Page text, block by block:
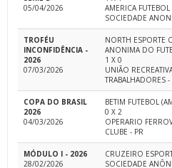
05/04/2026
AMERICA
SOCIEDADE
TROFÉU
INCONFIDÊNCIA -
2026
07/03/2026
NORTH ESPORTE
ANONIMA DO
1 X 0
UNIÃO
TRABALHADORES -
COPA DO BRASIL
2026
04/03/2026
BETIM FUTEBOL
0 X 2
OPERARIO
CLUBE - PR
MÓDULO I - 2026
28/02/2026
CRUZEIRO
SOCIEDADE